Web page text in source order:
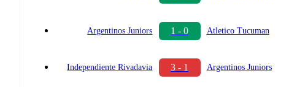
Argentinos Juniors 1 - 0 Atletico Tucuman
Independiente Rivadavia 3 - 1 Argentinos Juniors